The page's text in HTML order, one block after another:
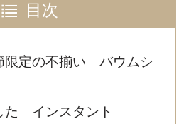
目次
限定の不揃い バウムシ
た インスタント